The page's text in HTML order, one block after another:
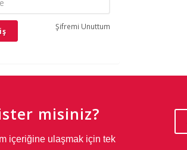
Şifremi Unuttum
misiniz?
içeriğine ulaşmak için tek